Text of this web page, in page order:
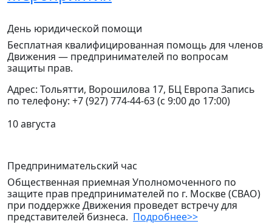
День юридической помощи
Бесплатная квалифицированная помощь для членов
Движения — предпринимателей по вопросам
защиты прав.
Адрес: Тольятти, Ворошилова 17, БЦ Европа Запись
по телефону: +7 (927) 774-44-63 (с 9:00 до 17:00)
10 августа
Предпринимательский час
Общественная приемная Уполномоченного по
защите прав предпринимателей по г. Москве (СВАО)
при поддержке Движения проведет встречу для
представителей бизнеса. Подробнее>>